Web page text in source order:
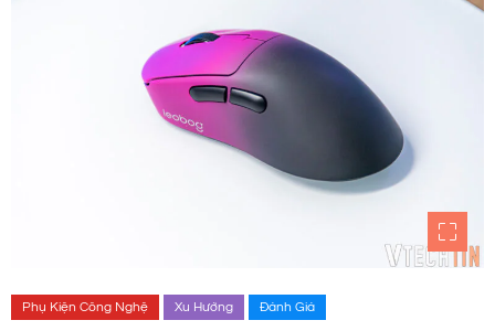
Phụ Kiện Công Nghệ Xu Hướng Đánh Giá